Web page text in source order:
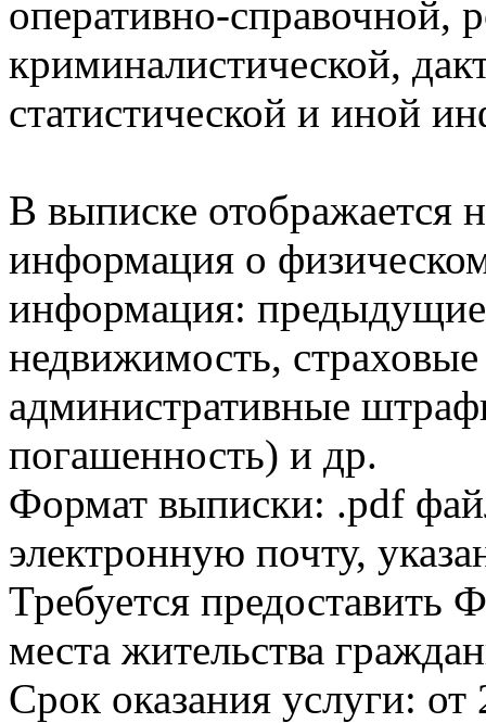
оперативно-справочной,
криминалистической,
статистической и иной
В выписке отображается
информация о
информация:
недвижимость,
административные
погашенность) и др.
Формат выписки: .pdf
электронную почту,
Требуется
места жительства
Срок оказания услуги: от